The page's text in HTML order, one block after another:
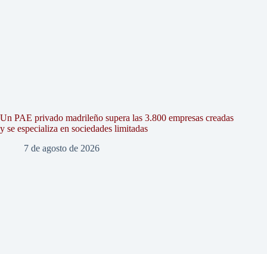
Un PAE privado madrileño supera las 3.800 empresas creadas
y se especializa en sociedades limitadas
7 de agosto de 2026